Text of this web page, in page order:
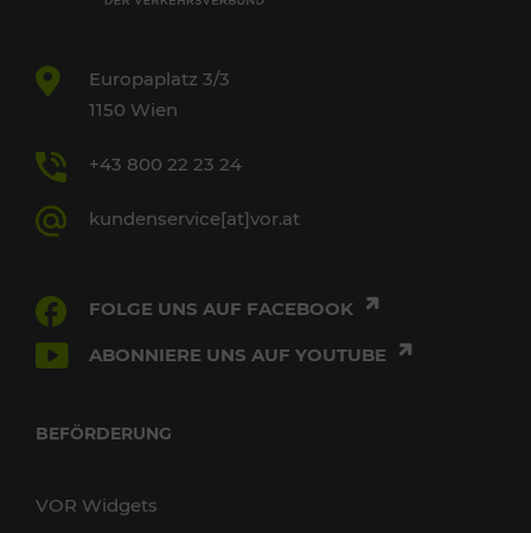
Europaplatz 3/3
1150 Wien
+43 800 22 23 24
kundenservice[at]vor.at
FOLGE UNS AUF FACEBOOK
ABONNIERE UNS AUF YOUTUBE
BEFÖRDERUNG
VOR Widgets